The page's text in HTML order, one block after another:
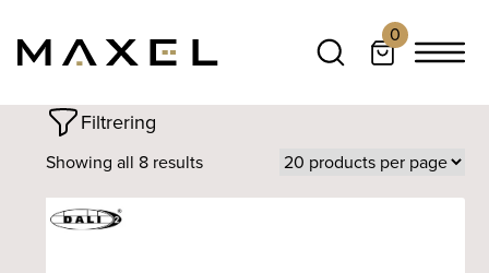
0
Filtrering
Showing all 8 results